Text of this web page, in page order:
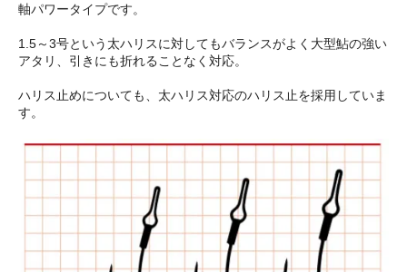
軸パワータイプです。
1.5～3号という太ハリスに対してもバランスがよく大型鮎の強い
アタリ、引きにも折れることなく対応。
ハリス止めについても、太ハリス対応のハリス止を採用していま
す。